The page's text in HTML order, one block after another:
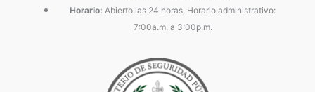
Horario: Abierto las 24 horas, Horario administrativo:
7:00a.m. a 3:00p.m.